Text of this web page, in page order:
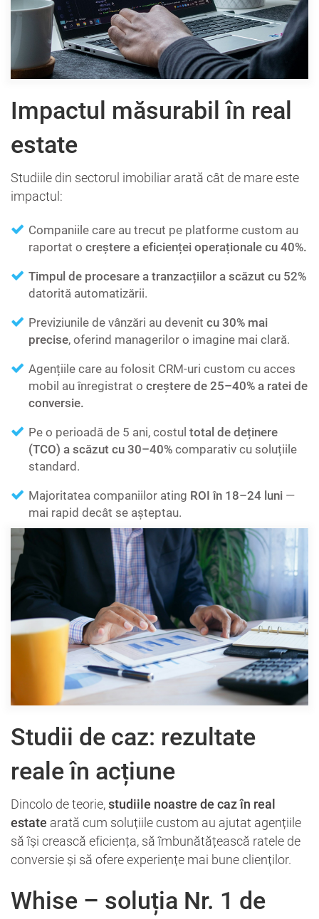
Impactul măsurabil în real
estate
Studiile din sectorul imobiliar arată cât de mare este
impactul:
Companiile care au trecut pe platforme custom au
raportat o creștere a eficienței operaționale cu 40%.
Timpul de procesare a tranzacțiilor a scăzut cu 52%
datorită automatizării.
Previziunile de vânzări au devenit cu 30% mai
precise, oferind managerilor o imagine mai clară.
Agențiile care au folosit CRM-uri custom cu acces
mobil au înregistrat o creștere de 25–40% a ratei de
conversie.
Pe o perioadă de 5 ani, costul total de deținere
(TCO) a scăzut cu 30–40% comparativ cu soluțiile
standard.
Majoritatea companiilor ating ROI în 18–24 luni —
mai rapid decât se așteptau.
Studii de caz: rezultate
reale în acțiune
Dincolo de teorie,studiile noastre de caz în real
estate arată cum soluțiile custom au ajutat agențiile
să își crească eficiența, să îmbunătățească ratele de
conversie și să ofere experiențe mai bune clienților.
Whise – soluția Nr. 1 de